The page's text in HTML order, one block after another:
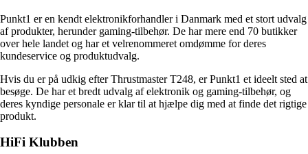
Punkt1 er en kendt elektronikforhandler i Danmark med et stort udvalg
af produkter, herunder gaming-tilbehør. De har mere end 70 butikker
over hele landet og har et velrenommeret omdømme for deres
kundeservice og produktudvalg.
Hvis du er på udkig efter Thrustmaster T248, er Punkt1 et ideelt sted at
besøge. De har et bredt udvalg af elektronik og gaming-tilbehør, og
deres kyndige personale er klar til at hjælpe dig med at finde det rigtige
produkt.
HiFi Klubben